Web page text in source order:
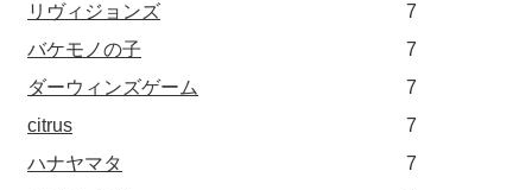
リヴィジョンズ
7
バケモノの子
7
ダーウィンズゲーム
7
citrus
7
ハナヤマタ
7